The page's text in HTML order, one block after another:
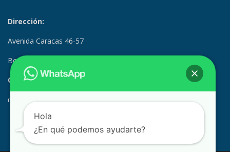
Dirección:
Avenida Caracas 46-57
Bogotá, Colombia
Correo Electrónico:
notificacionesjudiciales@suramerica.edu.co
Hola
¿En qué podemos ayudarte?